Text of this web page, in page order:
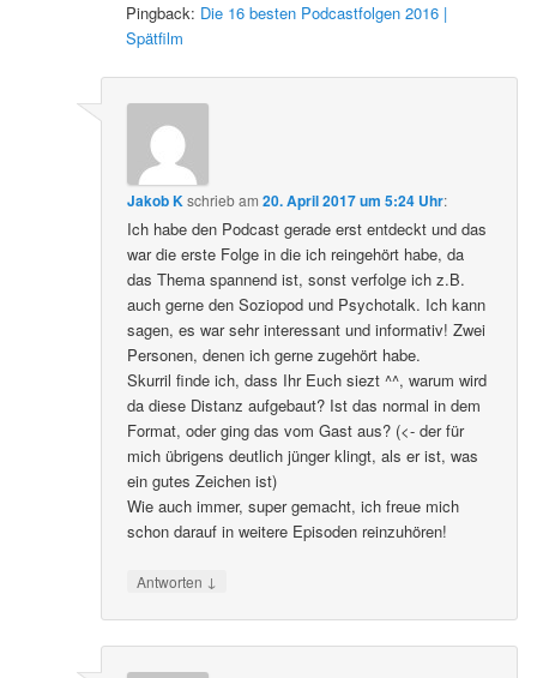
Pingback: Die 16 besten Podcastfolgen 2016 |
Spätfilm
Jakob Kschriebam20. April 2017 um 5:24 Uhr:
Ich habe den Podcast gerade erst entdeckt und das
war die erste Folge in die ich reingehört habe, da
das Thema spannend ist, sonst verfolge ich z.B.
auch gerne den Soziopod und Psychotalk. Ich kann
sagen, es war sehr interessant und informativ! Zwei
Personen, denen ich gerne zugehört habe.
Skurril finde ich, dass Ihr Euch siezt ^^, warum wird
da diese Distanz aufgebaut? Ist das normal in dem
Format, oder ging das vom Gast aus? (<- der für
mich übrigens deutlich jünger klingt, als er ist, was
ein gutes Zeichen ist)
Wie auch immer, super gemacht, ich freue mich
schon darauf in weitere Episoden reinzuhören!
Antworten ↓